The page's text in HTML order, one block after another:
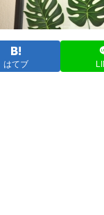
はてブ